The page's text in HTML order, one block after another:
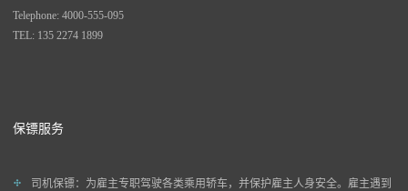
Telephone: 4000-555-095
TEL: 135 2274 1899
保镖服务
司机保镖：为雇主专职驾驶各类乘用轿车，并保护雇主人身安全。雇主遇到